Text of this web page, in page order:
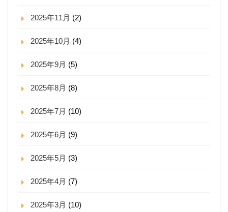
2025年11月 (2)
2025年10月 (4)
2025年9月 (5)
2025年8月 (8)
2025年7月 (10)
2025年6月 (9)
2025年5月 (3)
2025年4月 (7)
2025年3月 (10)